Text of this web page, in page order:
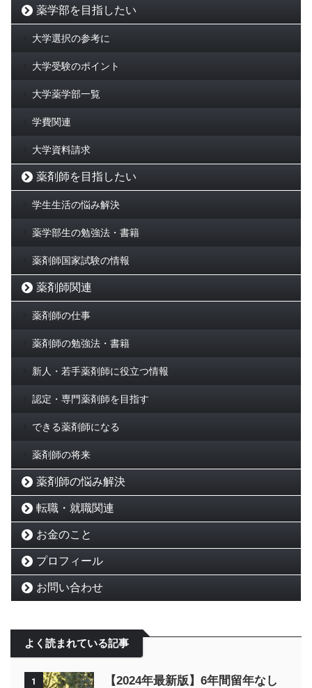
薬学部を目指したい
大学選択の参考に
大学受験のポイント
大学薬学部一覧
学費関連
大学資料請求
薬剤師を目指したい
学生生活の悩み解決
薬学部生の勉強法・書籍
薬剤師国家試験の情報
薬剤師関連
薬剤師の仕事
薬剤師の勉強法・書籍
新人・若手薬剤師に役立つ情報
認定・専門薬剤師を目指す
できる薬剤師になる
薬剤師の将来
薬剤師の悩み解決
転職・就職関連
お金のこと
プロフィール
お問い合わせ
よく読まれている記事
1
【2024年最新版】6年間留年なし